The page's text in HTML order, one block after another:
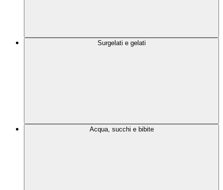
Surgelati e gelati
Acqua, succhi e bibite